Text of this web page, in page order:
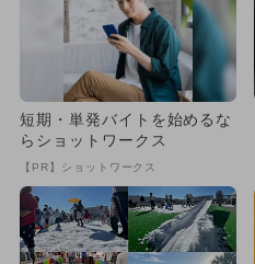
短期・単発バイトを始めるな
らショットワークス
【PR】ショットワークス